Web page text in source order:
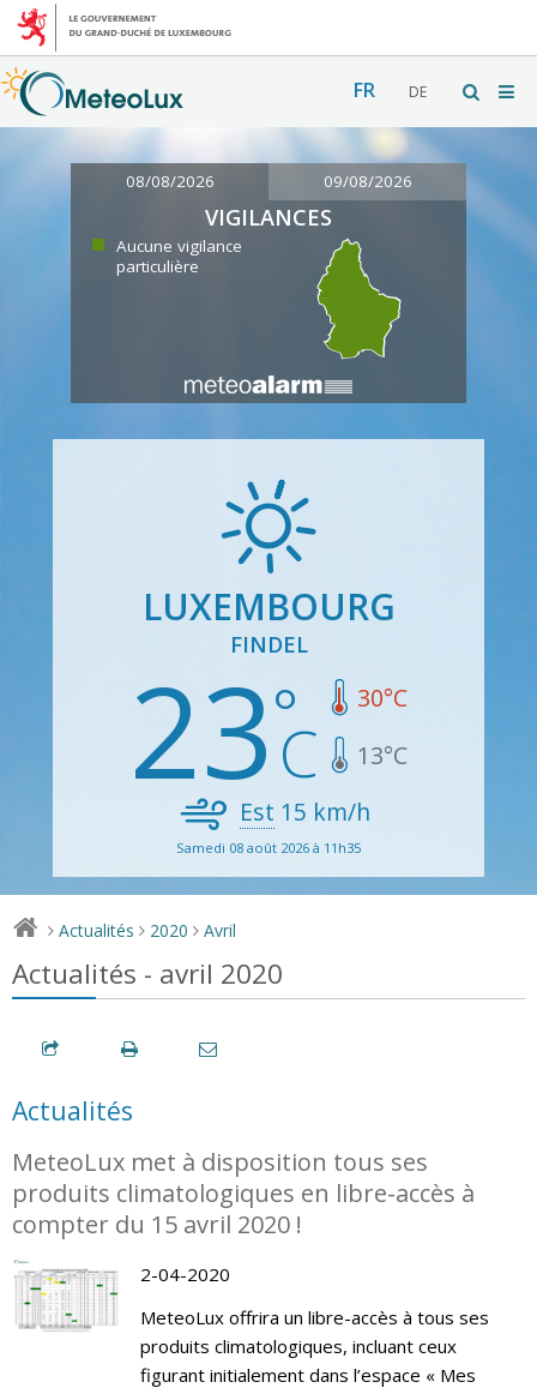
FR DE
08/08/2026 09/08/2026
VIGILANCES
Aucune vigilance
particulière
LUXEMBOURG
FINDEL
23 30°C
13°C
Est 15 km/h
Samedi 08 août 2026 à 11h35
> Actualités > 2020 > Avril
Actualités - avril 2020
Actualités
MeteoLux met à disposition tous ses
produits climatologiques en libre-accès à
compter du 15 avril 2020 !
2-04-2020
MeteoLux offrira un libre-accès à tous ses
produits climatologiques, incluant ceux
figurant initialement dans l’espace « Mes